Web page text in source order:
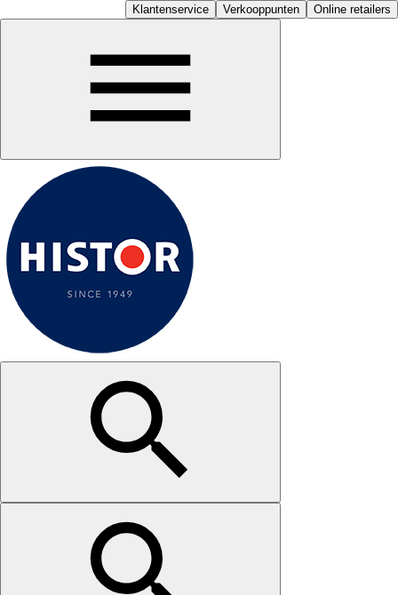
Klantenservice Verkooppunten Online retailers